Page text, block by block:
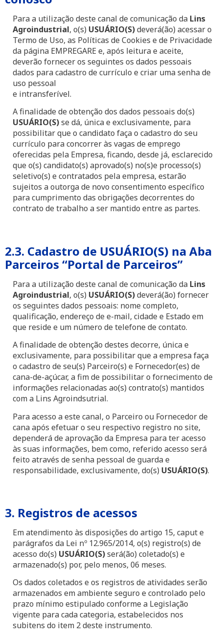
Para a utilização deste canal de comunicação da Lins
Agroindustrial, o(s) USUÁRIO(S)deverá(ão) acessar o
Termo de Uso, as Políticas de Cookies e de Privacidade
da página EMPREGARE e, após leitura e aceite,
deverão fornecer os seguintes os dados pessoais
dados para cadastro de currículo e criar uma senha de
uso pessoal
e intransferível.
A finalidade de obtenção dos dados pessoais do(s)
USUÁRIO(S)se dá, única e exclusivamente, para
possibilitar que o candidato faça o cadastro do seu
currículo para concorrer às vagas de emprego
oferecidas pela Empresa, ficando, desde já, esclarecido
que o(s) candidato(s) aprovado(s) no(s)e processo(s)
seletivo(s) e contratados pela empresa, estarão
sujeitos a outorga de novo consentimento específico
para cumprimento das obrigações decorrentes do
contrato de trabalho a ser mantido entre as partes.
2.3. Cadastro de USUÁRIO(S) na Aba
Parceiros “Portal de Parceiros”
Para a utilização deste canal de comunicação da Lins
Agroindustrial, o(s) USUÁRIO(S)deverá(ão) fornecer
os seguintes dados pessoais: nome completo,
qualificação, endereço de e-mail, cidade e Estado em
que reside e um número de telefone de contato.
A finalidade de obtenção destes decorre, única e
exclusivamente, para possibilitar que a empresa faça
o cadastro de seu(s) Parceiro(s) e Fornecedor(es) de
cana-de-açúcar, a fim de possibilitar o fornecimento de
informações relacionadas ao(s) contrato(s) mantidos
com a Lins Agroindsutrial.
Para acesso a este canal, o Parceiro ou Fornecedor de
cana após efetuar o seu respectivo registro no site,
dependerá de aprovação da Empresa para ter acesso
às suas informações, bem como, referido acesso será
feito através de senha pessoal de guarda e
responsabilidade, exclusivamente, do(s) USUÁRIO(S).
3. Registros de acessos
Em atendimento às disposições do artigo 15, caput e
parágrafos da Lei nº 12.965/2014, o(s) registro(s) de
acesso do(s) USUÁRIO(S)será(ão) coletado(s) e
armazenado(s) por, pelo menos, 06 meses.
Os dados coletados e os registros de atividades serão
armazenados em ambiente seguro e controlado pelo
prazo mínimo estipulado conforme a Legislação
vigente para cada categoria, estabelecidos nos
subitens do item 2 deste instrumento.